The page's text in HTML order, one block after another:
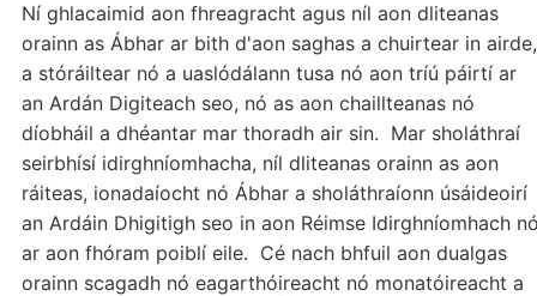
Ní ghlacaimid aon fhreagracht agus níl aon dliteanas
orainn as Ábhar ar bith d'aon saghas a chuirtear in airde,
a stóráiltear nó a uaslódálann tusa nó aon tríú páirtí ar
an Ardán Digiteach seo, nó as aon chaillteanas nó
díobháil a dhéantar mar thoradh air sin. Mar sholáthraí
seirbhísí idirghníomhacha, níl dliteanas orainn as aon
ráiteas, ionadaíocht nó Ábhar a sholáthraíonn úsáideoirí
an Ardáin Dhigitigh seo in aon Réimse Idirghníomhach
ar aon fhóram poiblí eile. Cé nach bhfuil aon dualgas
orainn scagadh nó eagarthóireacht nó monatóireacht a